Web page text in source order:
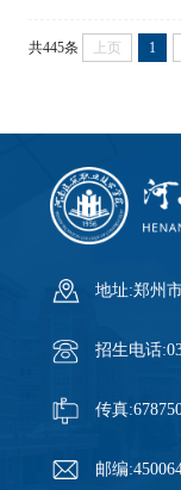
共445条 上页 1
地址:郑州
招生电话
传真
邮编